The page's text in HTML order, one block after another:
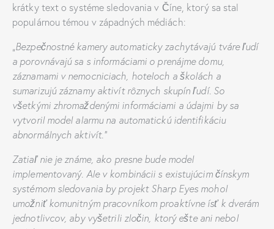
krátky text o systéme sledovania v Číne, ktorý sa stal
populárnou témou v západných médiách:
„Bezpečnostné kamery automaticky zachytávajú tváre ľudí
a porovnávajú sa s informáciami o prenájme domu,
záznamami v nemocniciach, hoteloch a školách a
sumarizujú záznamy aktivít rôznych skupín ľudí. So
všetkými zhromaždenými informáciami a údajmi by sa
vytvoril model alarmu na automatickú identifikáciu
abnormálnych aktivít.“
Zatiaľ nie je známe, ako presne bude model
implementovaný. Ale v kombinácii s existujúcim čínskym
systémom sledovania by projekt Sharp Eyes mohol
umožniť komunitným pracovníkom proaktívne ísť k dverám
jednotlivcov, aby vyšetrili zločin, ktorý ešte ani nebol